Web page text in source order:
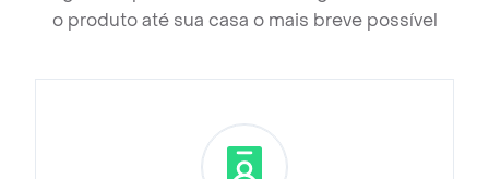
o produto até sua casa o mais breve possível